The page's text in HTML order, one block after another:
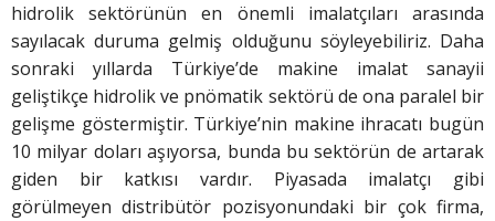
hidrolik sektörünün en önemli imalatçıları arasında
sayılacak duruma gelmiş olduğunu söyleyebiliriz. Daha
sonraki yıllarda Türkiye’de makine imalat sanayii
geliştikçe hidrolik ve pnömatik sektörü de ona paralel bir
gelişme göstermiştir. Türkiye’nin makine ihracatı bugün
10 milyar doları aşıyorsa, bunda bu sektörün de artarak
giden bir katkısı vardır. Piyasada imalatçı gibi
görülmeyen distribütör pozisyonundaki bir çok firma,